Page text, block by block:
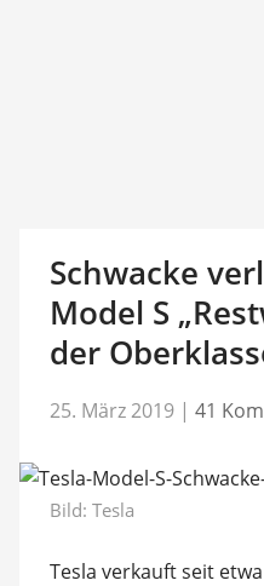
Schwacke
Model S
der
25. März 2019 | 41
Bild: Tesla
Tesla verkauft seit